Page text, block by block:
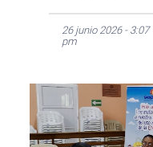
26 junio 2026 - 3:07
pm